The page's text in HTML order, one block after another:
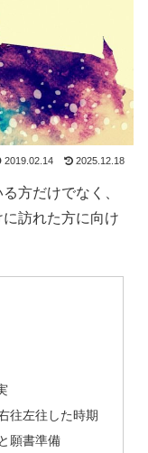
2019.02.14 2025.12.18
方だけでなく、
訪れた方に向け
往左往した時期
願書準備